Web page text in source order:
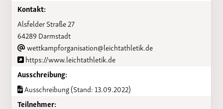
Kontakt:
Alsfelder Straße 27
64289 Darmstadt
wettkampforganisation@leichtathletik.de
https://www.leichtathletik.de
Ausschreibung:
Ausschreibung (Stand: 13.09.2022)
Teilnehmer: